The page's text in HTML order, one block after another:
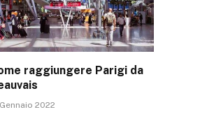
raggiungere Parigi da
2022